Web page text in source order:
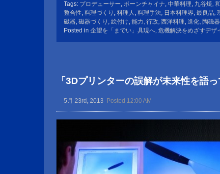
Tags: プロデューサー, ボーンチャイナ, 中華料理, 九谷焼,
整合性, 料理づくり , 料理人 , 料理手法, 日本料理界, 最良品,
磁器, 磁器づくり , 絵付け, 能力, 行政, 西洋料理, 進化, 陶磁器
Posted in 企望を「までい」具現へ, 危機解決をめざすデザ
「3Dプリンターの誤解が未来性を語
5月 23rd, 2013 Posted 12:00 AM